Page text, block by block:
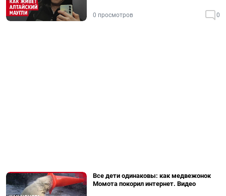
0 просмотров 0
Все дети одинаковы: как медвежонок
Момота покорил интернет. Видео